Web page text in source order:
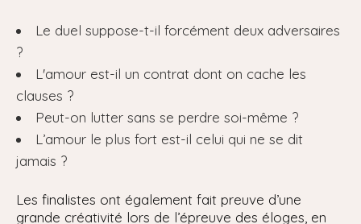
Le duel suppose-t-il forcément deux adversaires
?
L'amour est-il un contrat dont on cache les
clauses ?
Peut-on lutter sans se perdre soi-même ?
L’amour le plus fort est-il celui qui ne se dit
jamais ?
Les finalistes ont également fait preuve d’une
grande créativité lors de l’épreuve des éloges, en